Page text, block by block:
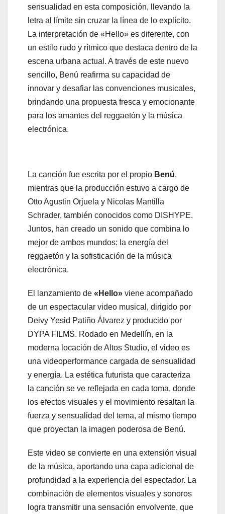
sensualidad en esta composición, llevando la
letra al límite sin cruzar la línea de lo explícito.
La interpretación de «Hello» es diferente, con
un estilo rudo y rítmico que destaca dentro de la
escena urbana actual. A través de este nuevo
sencillo, Benú reafirma su capacidad de
innovar y desafiar las convenciones musicales,
brindando una propuesta fresca y emocionante
para los amantes del reggaetón y la música
electrónica.
La canción fue escrita por el propio Benú,
mientras que la producción estuvo a cargo de
Otto Agustin Orjuela y Nicolas Mantilla
Schrader, también conocidos como DISHYPE.
Juntos, han creado un sonido que combina lo
mejor de ambos mundos: la energía del
reggaetón y la sofisticación de la música
electrónica.
El lanzamiento de «Hello» viene acompañado
de un espectacular video musical, dirigido por
Deivy Yesid Patiño Álvarez y producido por
DYPA FILMS. Rodado en Medellín, en la
moderna locación de Altos Studio, el video es
una videoperformance cargada de sensualidad
y energía. La estética futurista que caracteriza
la canción se ve reflejada en cada toma, donde
los efectos visuales y el movimiento resaltan la
fuerza y sensualidad del tema, al mismo tiempo
que proyectan la imagen poderosa de Benú.
Este video se convierte en una extensión visual
de la música, aportando una capa adicional de
profundidad a la experiencia del espectador. La
combinación de elementos visuales y sonoros
logra transmitir una sensación envolvente, que